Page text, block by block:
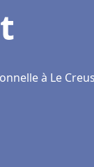
à Le